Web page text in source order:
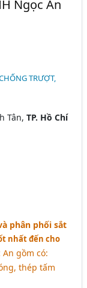
(243)
Các Loại)
Bắc Cạn
Ngọc An
TRƯỢT,
Tân,TP. Hồ Chí
phân phối sắt
nhất đến cho
gồm có:
thép tấm